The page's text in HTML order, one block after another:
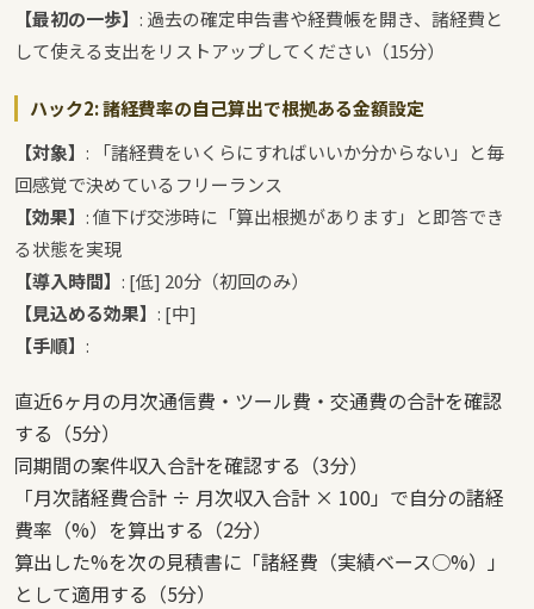
【最初の一歩】 : 過去の確定申告書や経費帳を開き、諸経費と
して使える支出をリストアップしてください（15分）
ハック2: 諸経費率の自己算出で根拠ある金額設定
【対象】 : 「諸経費をいくらにすればいいか分からない」と毎
回感覚で決めているフリーランス
【効果】 : 値下げ交渉時に「算出根拠があります」と即答でき
る状態を実現
【導入時間】 : [低] 20分（初回のみ）
【見込める効果】 : [中]
【手順】 :
直近6ヶ月の月次通信費・ツール費・交通費の合計を確認
する（5分）
同期間の案件収入合計を確認する（3分）
「月次諸経費合計 ÷ 月次収入合計 × 100」で自分の諸経
費率（%）を算出する（2分）
算出した%を次の見積書に「諸経費（実績ベース○%）」
として適用する（5分）